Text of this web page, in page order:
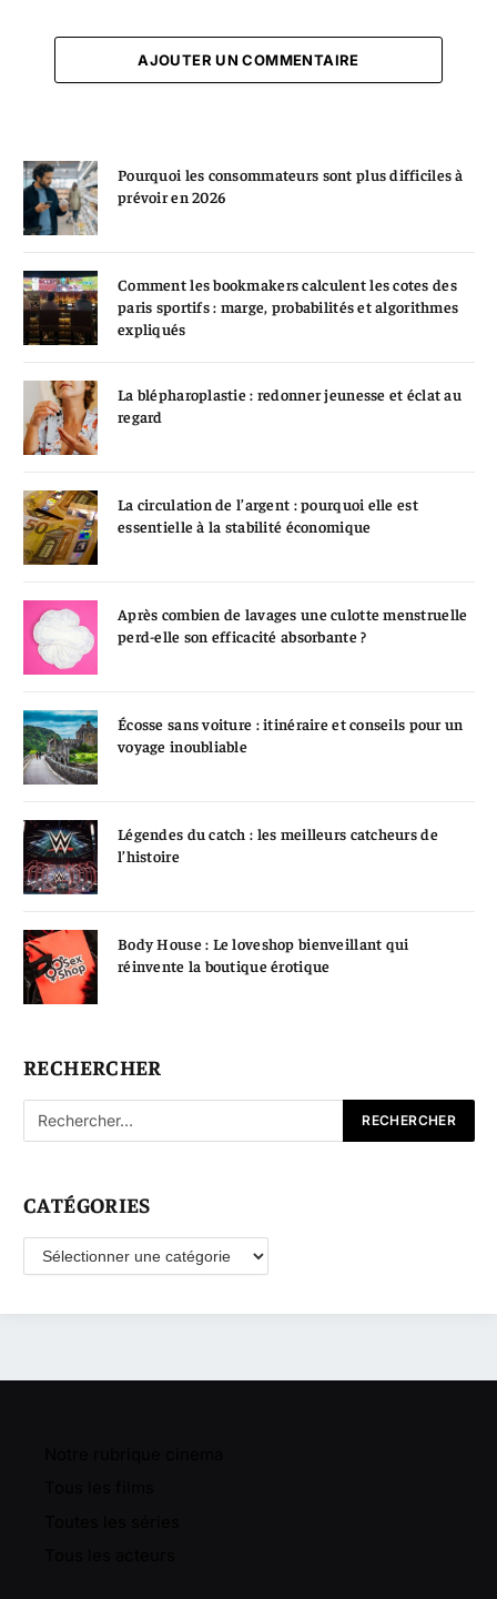
AJOUTER UN COMMENTAIRE
Pourquoi les consommateurs sont plus difficiles à
prévoir en 2026
Comment les bookmakers calculent les cotes des
paris sportifs : marge, probabilités et algorithmes
expliqués
La blépharoplastie : redonner jeunesse et éclat au
regard
La circulation de l’argent : pourquoi elle est
essentielle à la stabilité économique
Après combien de lavages une culotte menstruelle
perd-elle son efficacité absorbante ?
Écosse sans voiture : itinéraire et conseils pour un
voyage inoubliable
Légendes du catch : les meilleurs catcheurs de
l’histoire
Body House : Le loveshop bienveillant qui
réinvente la boutique érotique
RECHERCHER
CATÉGORIES
Catégories